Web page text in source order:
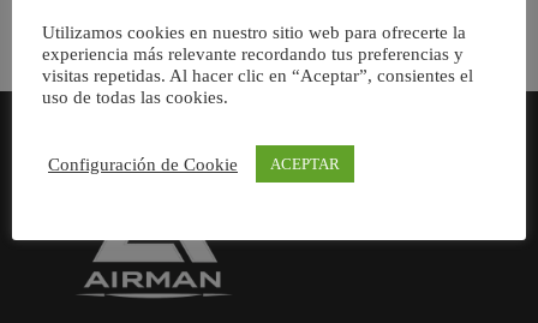
Utilizamos cookies en nuestro sitio web para ofrecerte la
experiencia más relevante recordando tus preferencias y
visitas repetidas. Al hacer clic en “Aceptar”, consientes el
uso de todas las cookies.
Configuración de Cookie ACEPTAR